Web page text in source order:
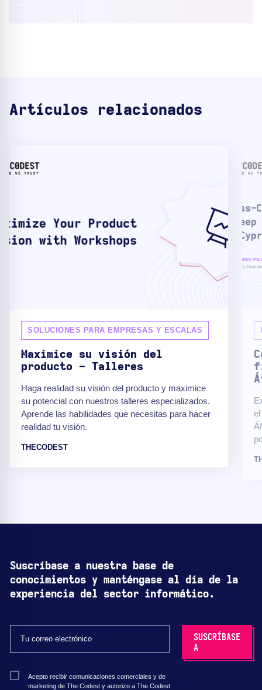
Artículos relacionados
SOLUCIONES PARA EMPRESAS Y ESCALAS
Maximice su visión del
producto - Talleres
Haga realidad su visión del producto y maximice
su potencial con nuestros talleres especializados.
Aprende las habilidades que necesitas para hacer
realidad tu visión.
THECODEST
el
Suscríbase a nuestra base de
conocimientos y manténgase al día de la
experiencia del sector informático.
Acepto recibir comunicaciones comerciales y de
marketing de The Codest y autorizo a The Codest